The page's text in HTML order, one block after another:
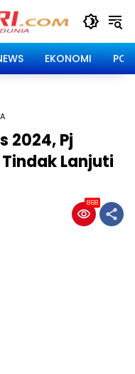
EKONOMI
2024, Pj
Lanjuti
868